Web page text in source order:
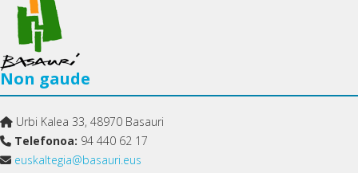
Non gaude
Urbi Kalea 33, 48970 Basauri
Telefonoa: 94 440 62 17
euskaltegia@basauri.eus